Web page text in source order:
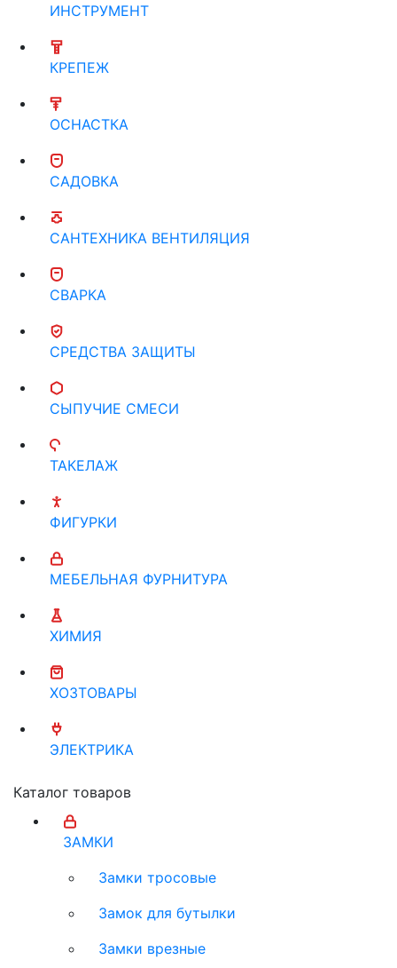
ИНСТРУМЕНТ
КРЕПЕЖ
ОСНАСТКА
САДОВКА
САНТЕХНИКА ВЕНТИЛЯЦИЯ
СВАРКА
СРЕДСТВА ЗАЩИТЫ
СЫПУЧИЕ СМЕСИ
ТАКЕЛАЖ
ФИГУРКИ
МЕБЕЛЬНАЯ ФУРНИТУРА
ХИМИЯ
ХОЗТОВАРЫ
ЭЛЕКТРИКА
Каталог товаров
ЗАМКИ
Замки тросовые
Замок для бутылки
Замки врезные